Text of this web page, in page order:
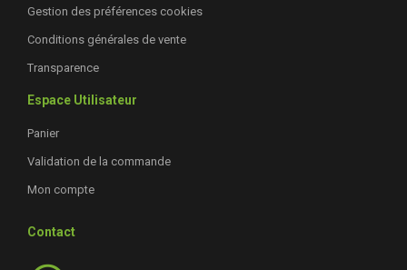
Gestion des préférences cookies
Conditions générales de vente
Transparence
Espace Utilisateur
Panier
Validation de la commande
Mon compte
Contact